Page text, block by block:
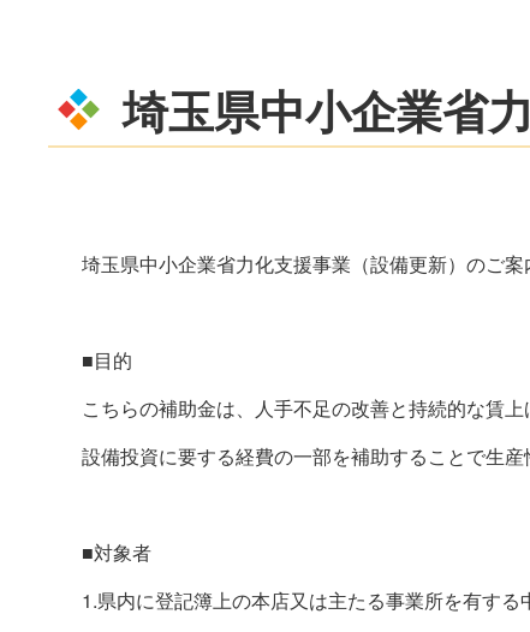
埼玉県中小企業省
埼玉県中小企業省力化支援事業（設備更新）のご案
■目的
こちらの補助金は、人手不足の改善と持続的な賃
設備投資に要する経費の一部を補助することで生
■対象者
1.県内に登記簿上の本店又は主たる事業所を有する